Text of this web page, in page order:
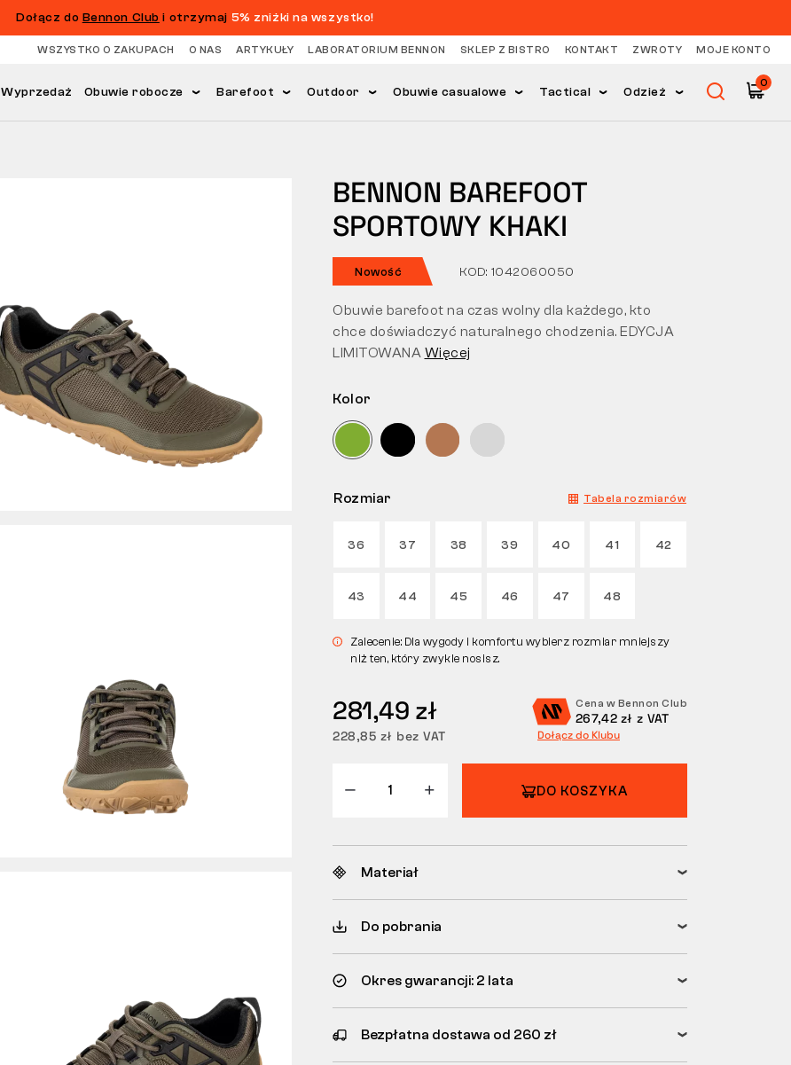
Dołącz do Bennon Club i otrzymaj 5% zniżki na wszystko!
WSZYSTKO O ZAKUPACH O NAS ARTYKUŁY LABORATORIUM BENNON SKLEP Z BISTRO KONTAKT ZWROTY MOJE KONTO
Wyprzedaż Obuwie robocze Barefoot Outdoor Obuwie casualowe Tactical Odzież
0
BENNON BAREFOOT
SPORTOWY KHAKI
Nowość KOD: 1042060050
Kolor
Rozmiar Tabela rozmiarów
36 37 38 39 40 41 42
43 44 45 46 47 48
Zalecenie: Dla wygody i komfortu wybierz rozmiar mniejszy
niż ten, który zwykle nosisz.
281,49 zł
228,85 zł bez VAT
Cena w Bennon Club
267,42 zł z VAT
Dołącz do Klubu
DO KOSZYKA
Obuwie barefoot na czas wolny dla każdego, kto
chce doświadczyć naturalnego chodzenia. EDYCJA
LIMITOWANA Więcej
Materiał
Do pobrania
Okres gwarancji: 2 lata
Bezpłatna dostawa od 260 zł